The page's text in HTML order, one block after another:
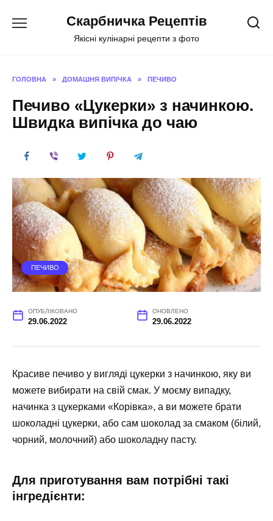
Скарбничка Рецептів
Якісні кулінарні рецепти з фото
ГОЛОВНА » ДОМАШНЯ ВИПІЧКА » ПЕЧИВО
Печиво «Цукерки» з начинкою.
Швидка випічка до чаю
ПЕЧИВО
ОПУБЛІКОВАНО
29.06.2022
ОНОВЛЕНО
29.06.2022
Красиве печиво у вигляді цукерки з начинкою, яку ви
можете вибирати на свій смак. У моєму випадку,
начинка з цукерками «Корівка», а ви можете брати
шоколадні цукерки, або сам шоколад за смаком (білий,
чорний, молочний) або шоколадну пасту.
Для приготування вам потрібні такі
інгредієнти: